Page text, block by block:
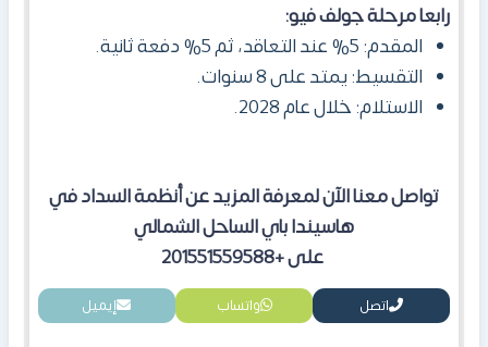
رابعامرحلة جولف فيو:
المقدم: 5% عند التعاقد، ثم 5% دفعة ثانية.
التقسيط: يمتد على 8 سنوات.
الاستلام: خلال عام 2028.
تواصل معنا الآن لمعرفة المزيد عن أنظمة السداد في
هاسيندا باي الساحل الشمالي
على +201551559588
اتصل واتساب إيميل